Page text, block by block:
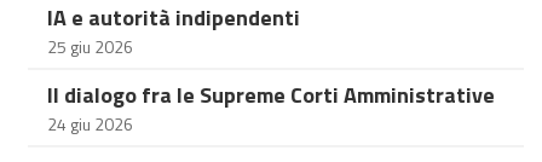
IA e autorità indipendenti
25 giu 2026
Il dialogo fra le Supreme Corti Amministrative
24 giu 2026